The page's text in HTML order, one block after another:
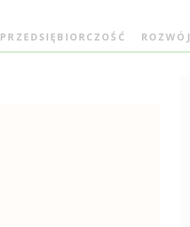
PRZEDSIĘBIORCZOŚĆ ROZWÓJ